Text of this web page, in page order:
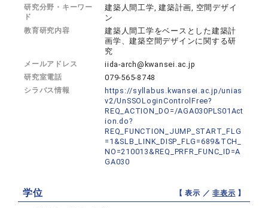
研究分野・キーワー
ド
建築人間工学, 建築計画, 空間デザイ
ン
教育研究内容
建築人間工学をベースとした建築計
画学、建築空間デザインに関する研
究
メールアドレス iida-arch@kwansei.ac.jp
研究室電話 079-565-8748
シラバス情報
https://syllabus.kwansei.ac.jp/unias
v2/UnSSOLoginControlFree?
REQ_ACTION_DO=/AGA030PLS01Act
ion.do?
REQ_FUNCTION_JUMP_START_FLG
=1&SLB_LINK_DISP_FLG=689&TCH_
NO=210013&REQ_PRFR_FUNC_ID=A
GA030
学位 【 表示 ／非表示 】